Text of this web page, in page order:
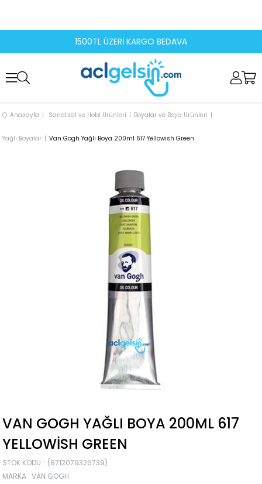
1500TL ÜZERİ KARGO BEDAVA
Anasayfa Sanatsal ve Hobi Ürünleri Boyalar ve Boya Ürünleri
Yağlı Boyalar Van Gogh Yağlı Boya 200ml 617 Yellowish Green
VAN GOGH YAĞLI BOYA 200ML 617
YELLOWISH GREEN
STOK KODU
(8712079326739)
MARKA : VAN GOGH